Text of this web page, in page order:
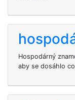
Hospodárný
aby se dosáhlo